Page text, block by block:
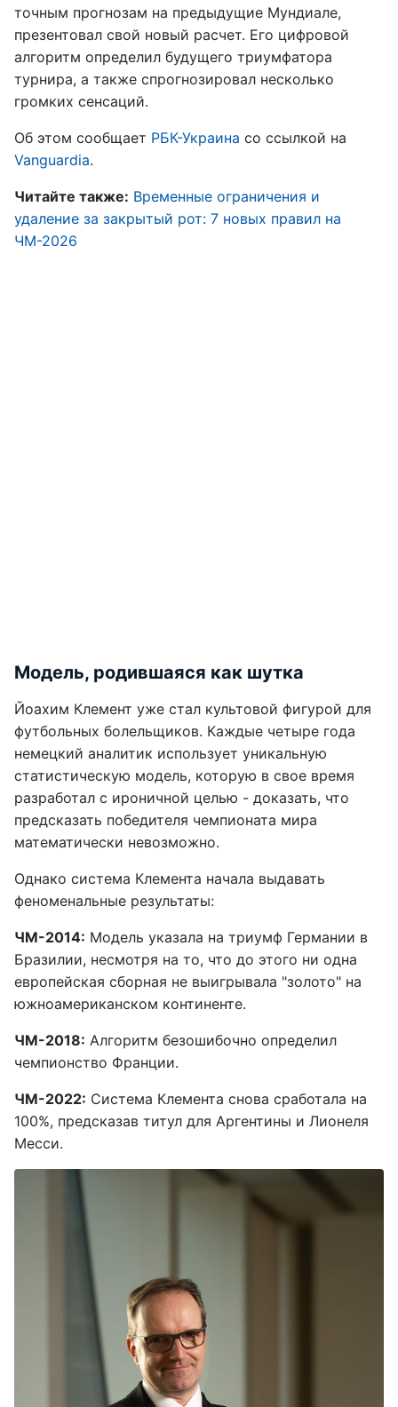
точным прогнозам на предыдущие Мундиале,
презентовал свой новый расчет. Его цифровой
алгоритм определил будущего триумфатора
турнира, а также спрогнозировал несколько
громких сенсаций.
Об этом сообщает РБК-Украина со ссылкой на
Vanguardia.
Читайте также: Временные ограничения и
удаление за закрытый рот: 7 новых правил на
ЧМ-2026
Модель, родившаяся как шутка
Йоахим Клемент уже стал культовой фигурой для
футбольных болельщиков. Каждые четыре года
немецкий аналитик использует уникальную
статистическую модель, которую в свое время
разработал с ироничной целью - доказать, что
предсказать победителя чемпионата мира
математически невозможно.
Однако система Клемента начала выдавать
феноменальные результаты:
ЧМ-2014: Модель указала на триумф Германии в
Бразилии, несмотря на то, что до этого ни одна
европейская сборная не выигрывала "золото" на
южноамериканском континенте.
ЧМ-2018: Алгоритм безошибочно определил
чемпионство Франции.
ЧМ-2022: Система Клемента снова сработала на
100%, предсказав титул для Аргентины и Лионеля
Месси.